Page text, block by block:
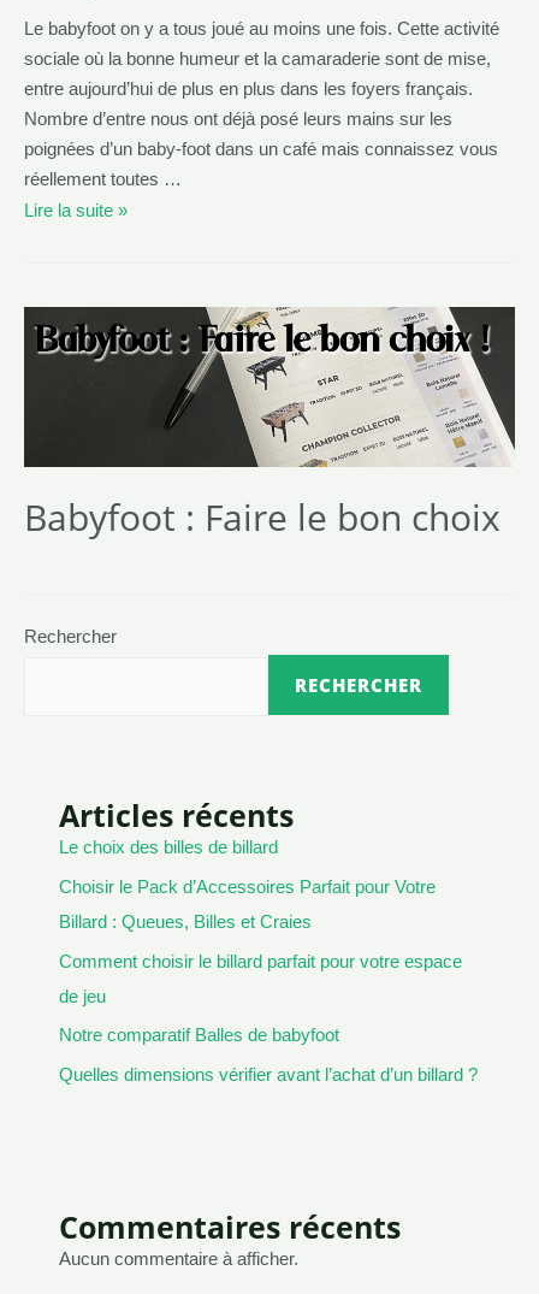
Le babyfoot on y a tous joué au moins une fois. Cette activité
sociale où la bonne humeur et la camaraderie sont de mise,
entre aujourd’hui de plus en plus dans les foyers français.
Nombre d’entre nous ont déjà posé leurs mains sur les
poignées d’un baby-foot dans un café mais connaissez vous
réellement toutes …
Lire la suite »
Babyfoot : Faire le bon choix
Rechercher
RECHERCHER
Articles récents
Le choix des billes de billard
Choisir le Pack d’Accessoires Parfait pour Votre
Billard : Queues, Billes et Craies
Comment choisir le billard parfait pour votre espace
de jeu
Notre comparatif Balles de babyfoot
Quelles dimensions vérifier avant l’achat d’un billard ?
Commentaires récents
Aucun commentaire à afficher.